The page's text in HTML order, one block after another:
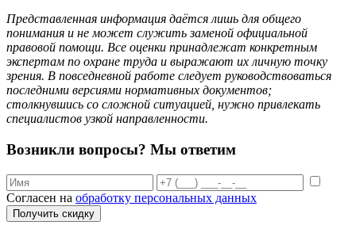
Представленная информация даётся лишь для общего
понимания и не может служить заменой официальной
правовой помощи. Все оценки принадлежат конкретным
экспертам по охране труда и выражают их личную точку
зрения. В повседневной работе следует руководствоваться
последними версиями нормативных документов;
столкнувшись со сложной ситуацией, нужно привлекать
специалистов узкой направленности.
Возникли вопросы? Мы ответим
Согласен на обработку персональных данных
Получить скидку